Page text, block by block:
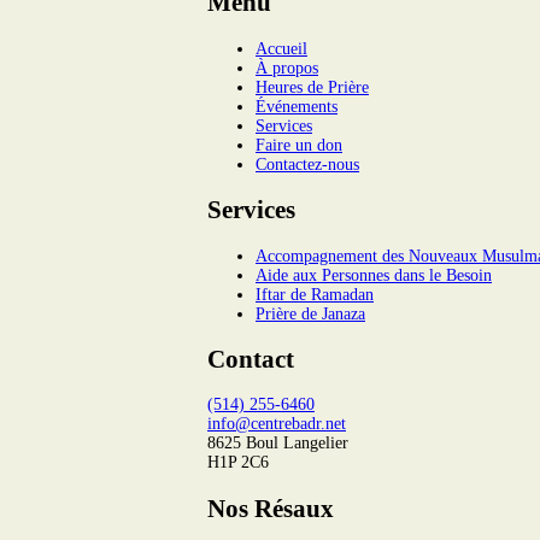
Accueil
À propos
Heures de Prière
Événements
Services
Faire un don
Contactez-nous
Services
Accompagnement des Nouveaux
Aide aux Personnes dans le Besoin
Iftar de Ramadan
Prière de Janaza
Contact
(514) 255-6460
info@centrebadr.net
8625 Boul Langelier
H1P 2C6
Nos Résaux